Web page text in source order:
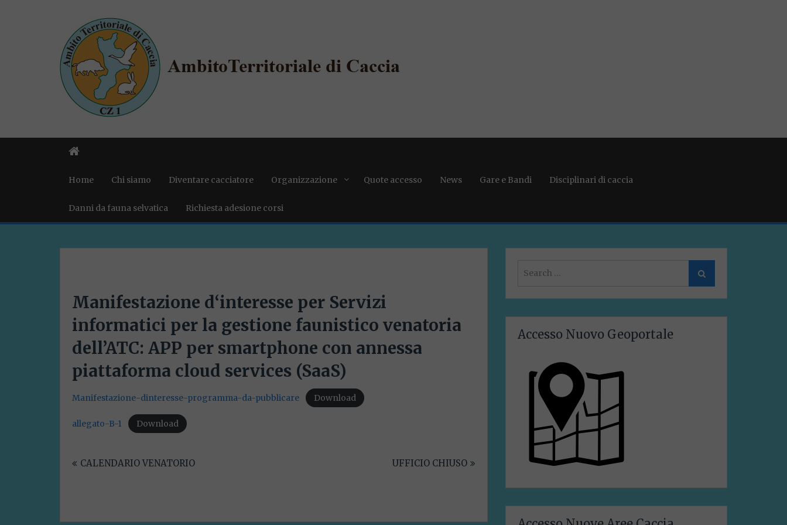
Home Chi siamo Diventare cacciatore Organizzazione Quote accesso News Gare e Bandi Disciplinari di caccia
Danni da fauna selvatica Richiesta adesione corsi
Manifestazione d‘interesse per Servizi
informatici per la gestione faunistico venatoria
dell’ATC: APP per smartphone con annessa
piattaforma cloud services (SaaS)
Manifestazione-dinteresse-programma-da-pubblicare Download
allegato-B-1 Download
articoli
CALENDARIO VENATORIO UFFICIO CHIUSO
for:
Search
Accesso Nuovo Geoportale